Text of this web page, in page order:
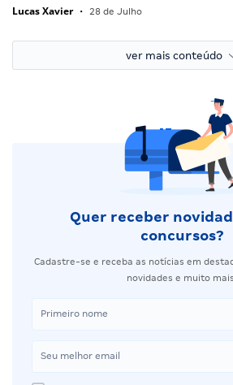
Lucas Xavier • 28 de Julho
ver mais conteúdo
Quer receber
concursos?
Cadastre-se e receba as notícias em
novidades e muito